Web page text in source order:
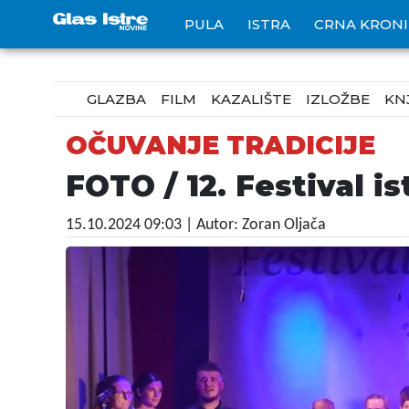
PULA ISTRA CRNA
GLAZBA FILM KAZALIŠTE IZLOŽBE
OČUVANJE TRADICIJE
FOTO / 12. Festival
15.10.2024 09:03 | Autor: Zoran Oljača